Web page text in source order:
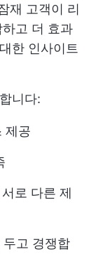
재 고객이 리
고 더 효과
한 인사이트
니다:
제공
로 다른 제
고 경쟁합